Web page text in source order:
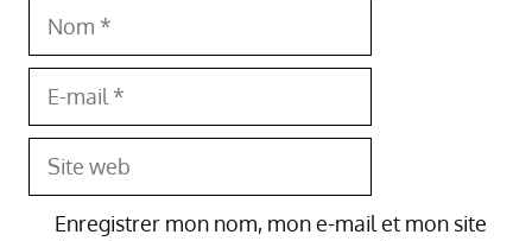
Site
Enregistrer mon nom, mon e-mail et mon site